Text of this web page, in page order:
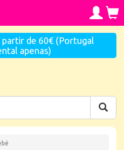
de 60€ (Portugal
apenas)